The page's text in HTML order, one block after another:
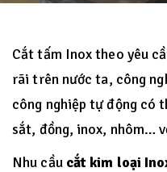
Cắt tấm Inox theo yêu
rãi trên nước ta, công
công nghiệp tự động có
sắt, đồng, inox, nhôm…
Nhu cầu cắt kim loại